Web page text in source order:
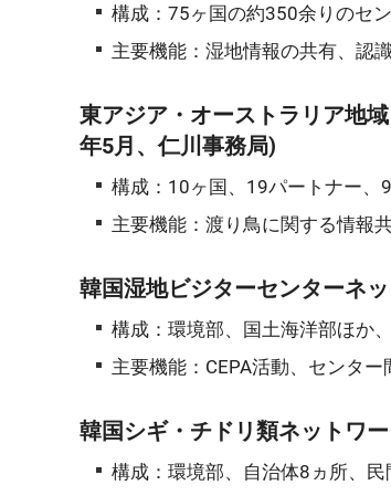
構成：75ヶ国の約350余りのセ
主要機能：湿地情報の共有、認
東アジア・オーストラリア地
年5月、仁川事務局)
構成：10ヶ国、19パートナー、
主要機能：渡り鳥に関する情報
韓国湿地ビジターセンターネ
構成：環境部、国土海洋部ほか
主要機能：CEPA活動、センタ
韓国シギ・チドリ類ネットワー
構成：環境部、自治体8ヵ所、民